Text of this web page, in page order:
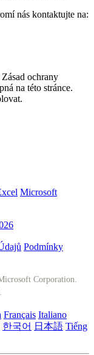
nás kontaktujte na:
ochrany
na této stránce.
Microsoft
Podmínky
Corporation.
Français Italiano
한국어 日本語 Tiếng